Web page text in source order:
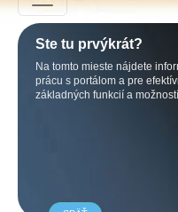
Ste tu prvýkrát?
Na tomto mieste nájdete
prácu s portálom a pre
základných funkcií a možností.